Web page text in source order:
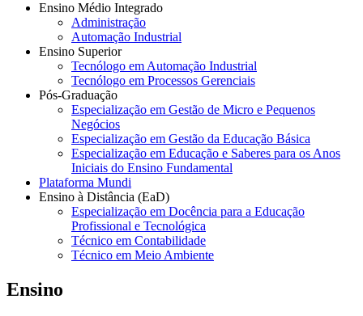
Ensino Médio Integrado
Administração
Automação Industrial
Ensino Superior
Tecnólogo em Automação Industrial
Tecnólogo em Processos Gerenciais
Pós-Graduação
Especialização em Gestão de Micro e Pequenos
Negócios
Especialização em Gestão da Educação Básica
Especialização em Educação e Saberes para os Anos
Iniciais do Ensino Fundamental
Plataforma Mundi
Ensino à Distância (EaD)
Especialização em Docência para a Educação
Profissional e Tecnológica
Técnico em Contabilidade
Técnico em Meio Ambiente
Ensino